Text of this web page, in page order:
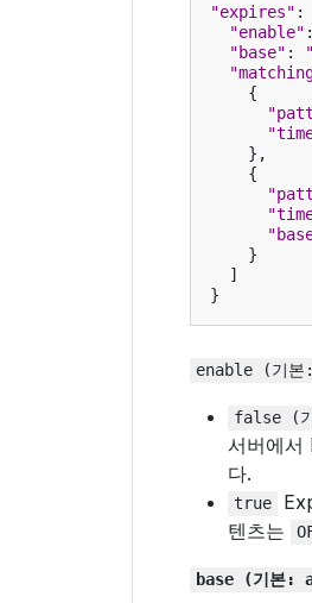
"expires" :
"enable" :
"base" :
{
},
{
}
]
}
enable (기본:
false (
서버에서
다.
true
텐츠는
base (기본: